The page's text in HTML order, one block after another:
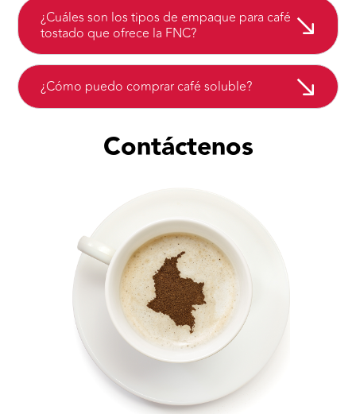
¿Cuáles son los tipos de empaque para café
tostado que ofrece la FNC?
¿Cómo puedo comprar café soluble?
Contáctenos